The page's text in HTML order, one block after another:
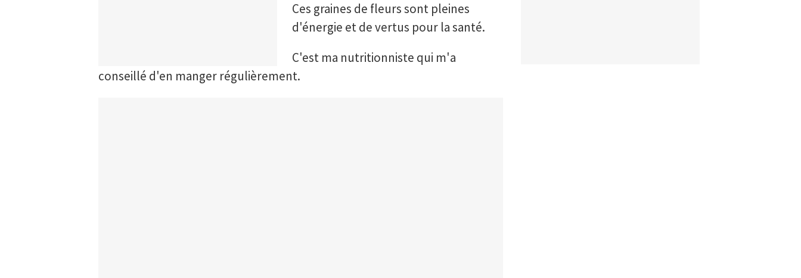
Ces graines de fleurs sont pleines
d'énergie et de vertus pour la santé.
C'est ma nutritionniste qui m'a
conseillé d'en manger régulièrement.